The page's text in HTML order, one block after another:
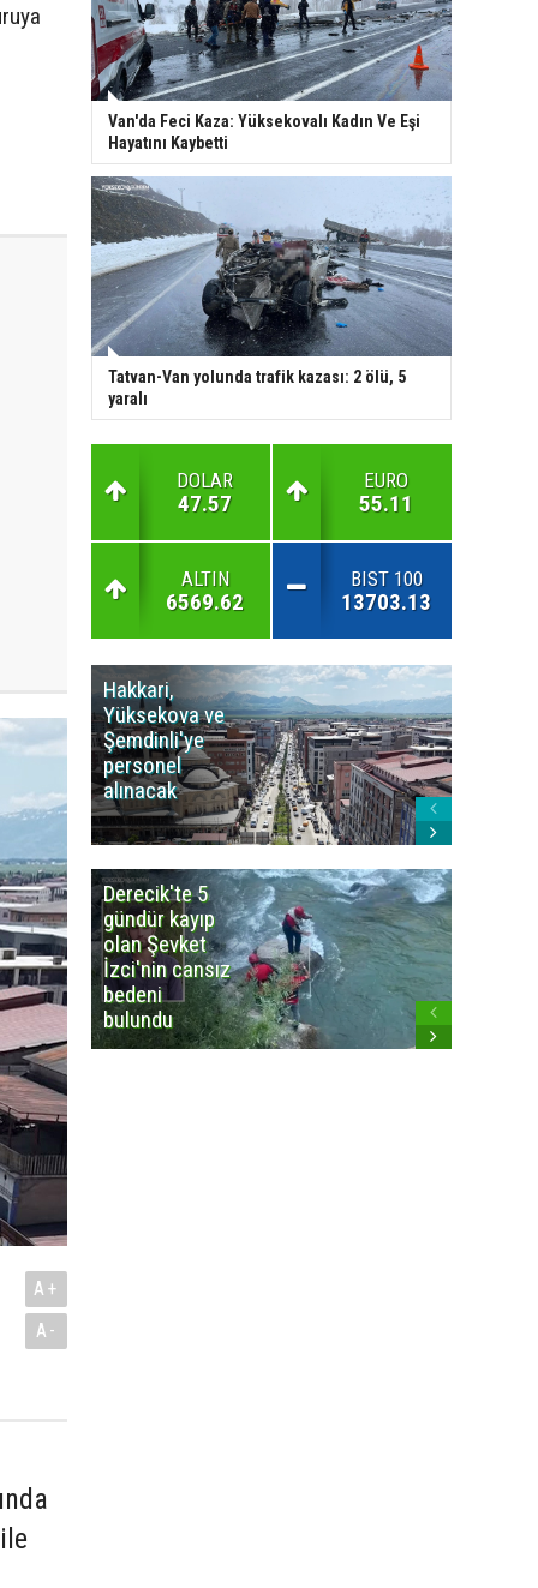
A+
A-
Van'da Feci Kaza: Yüksekovalı Kadın Ve Eşi
Hayatını Kaybetti
Tatvan-Van yolunda trafik kazası: 2 ölü, 5
yaralı
DOLAR
47.57
EURO
55.11
ALTIN
6569.62
BIST 100
13703.13
Hakkari,
Yüksekova ve
Şemdinli'ye
personel
alınacak
Derecik'te 5
gündür kayıp
olan Şevket
İzci'nin cansız
bedeni
bulundu